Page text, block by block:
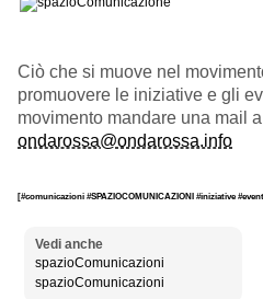
Ciò che si muove nel
promuovere le iniziative e gli
movimento mandare una mail a
ondarossa@ondarossa.info
[#comunicazioni #SPAZIOCOMUNICAZIONI #iniziative
Vedi anche
spazioComunicazioni
spazioComunicazioni